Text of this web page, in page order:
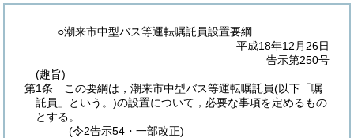
○潮来市中型バス等運転嘱託員設置要綱
平成18年12月26日
告示第250号
(趣旨)
第1条
この要綱は，潮来市中型バス等運転嘱託員(以下「嘱
託員」という。)の設置について，必要な事項を定めるもの
とする。
(令2告示54・一部改正)